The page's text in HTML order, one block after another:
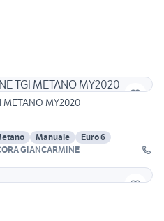
METANO MY2020
Manuale
Euro 6
GIANCARMINE